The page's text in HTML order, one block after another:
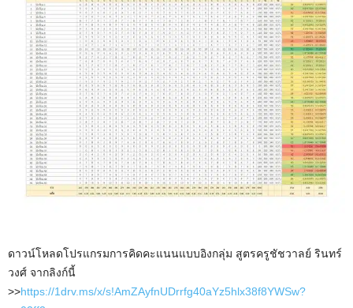
ดาวน์โหลดโปรแกรมการคิดคะแนนแบบอิงกลุ่ม สูตรครูชัชวาลย์ รินทร์
วงศ์ จากลิงก์นี้
>>https://1drv.ms/x/s!AmZAyfnUDrrfg40aYz5hlx38f8YWSw?